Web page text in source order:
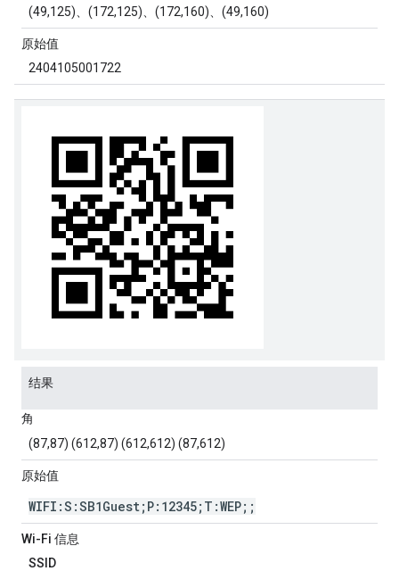
(49,125)、(172,125)、(172,160)、(49,160)
原始值
2404105001722
结果
角
(87,87) (612,87) (612,612) (87,612)
原始值
WIFI:S:SB1Guest;P:12345;T:WEP;;
Wi-Fi 信息
SSID